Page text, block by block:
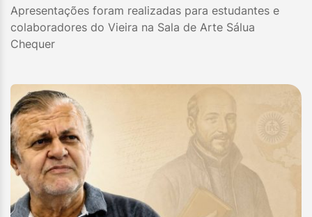
Apresentações foram realizadas para estudantes e
colaboradores do Vieira na Sala de Arte Sálua
Chequer